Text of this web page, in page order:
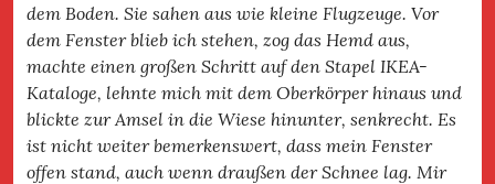
dem Boden. Sie sahen aus wie kleine Flugzeuge. Vor
dem Fenster blieb ich stehen, zog das Hemd aus,
machte einen großen Schritt auf den Stapel IKEA-
Kataloge, lehnte mich mit dem Oberkörper hinaus und
blickte zur Amsel in die Wiese hinunter, senkrecht. Es
ist nicht weiter bemerkenswert, dass mein Fenster
offen stand, auch wenn draußen der Schnee lag. Mir